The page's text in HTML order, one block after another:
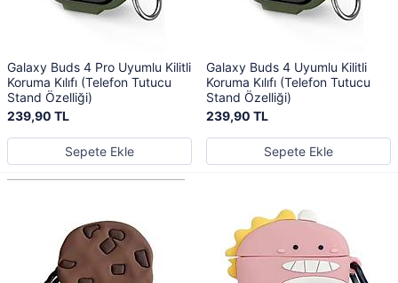
Galaxy Buds 4 Pro Uyumlu Kilitli
Koruma Kılıfı (Telefon Tutucu
Stand Özelliği)
239,90 TL
Sepete Ekle
Galaxy Buds 4 Uyumlu Kilitli
Koruma Kılıfı (Telefon Tutucu
Stand Özelliği)
239,90 TL
Sepete Ekle